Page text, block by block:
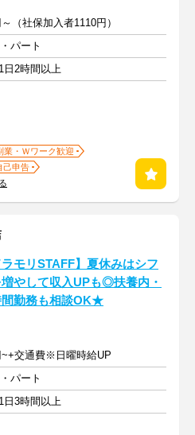
（社保加入者1110円）
パート
日2時間以上
業・Ｗワーク歓迎
己申告
ラモリSTAFF】夏休みはシフ
増やして収入UPも◎扶養内・
間勤務も相談OK★
~+交通費※日曜時給UP
パート
日3時間以上